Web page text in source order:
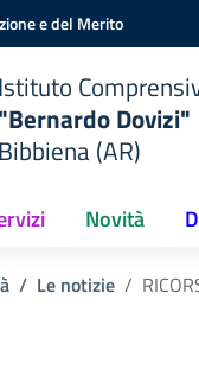
e del Merito
Istituto
"Bernardo Dovizi"
Bibbiena (AR)
Novità
Le notizie